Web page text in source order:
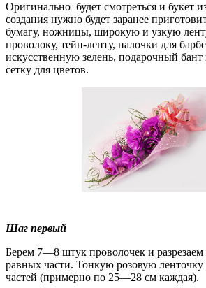
Оригинально будет смотреться и букет
создания нужно будет заранее
бумагу, ножницы, широкую и узкую
проволоку, тейп-ленту, палочки для
искусственную зелень, подарочный
сетку для цветов.
Шаг первый
Берем 7—8 штук проволочек и разрезаем
равных части. Тонкую розовую
частей (примерно по 25—28 см каждая).